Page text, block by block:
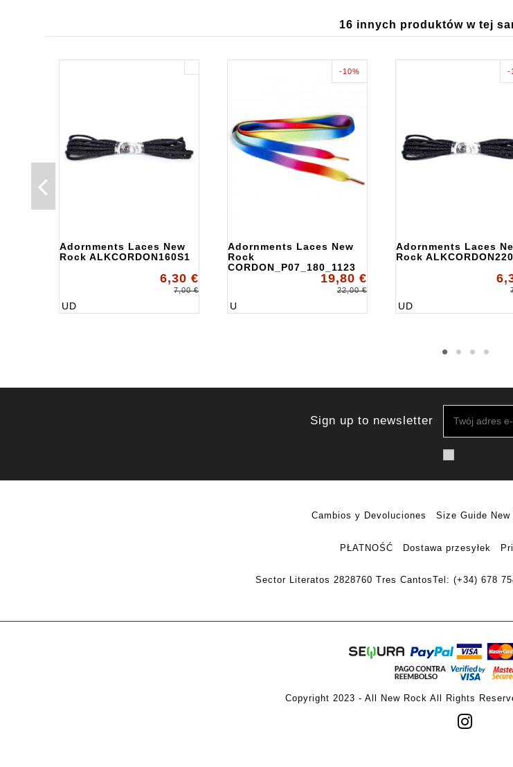
16 innych produktów w tej
Adornments Laces New
Rock ALKCORDON160S1
6,30 €
7,00 €
UD
-10%
Adornments Laces New
Rock
CORDON_P07_180_1123
19,80 €
22,00 €
U
-
Adornments Laces
Rock
UD
Sign up to newsletter
Cambios y Devoluciones Size Guide New
PŁATNOŚĆ Dostawa przesyłek
Sector Literatos 2828760 Tres CantosTel: (+34) 678
Copyright 2023 - All New Rock All Rights